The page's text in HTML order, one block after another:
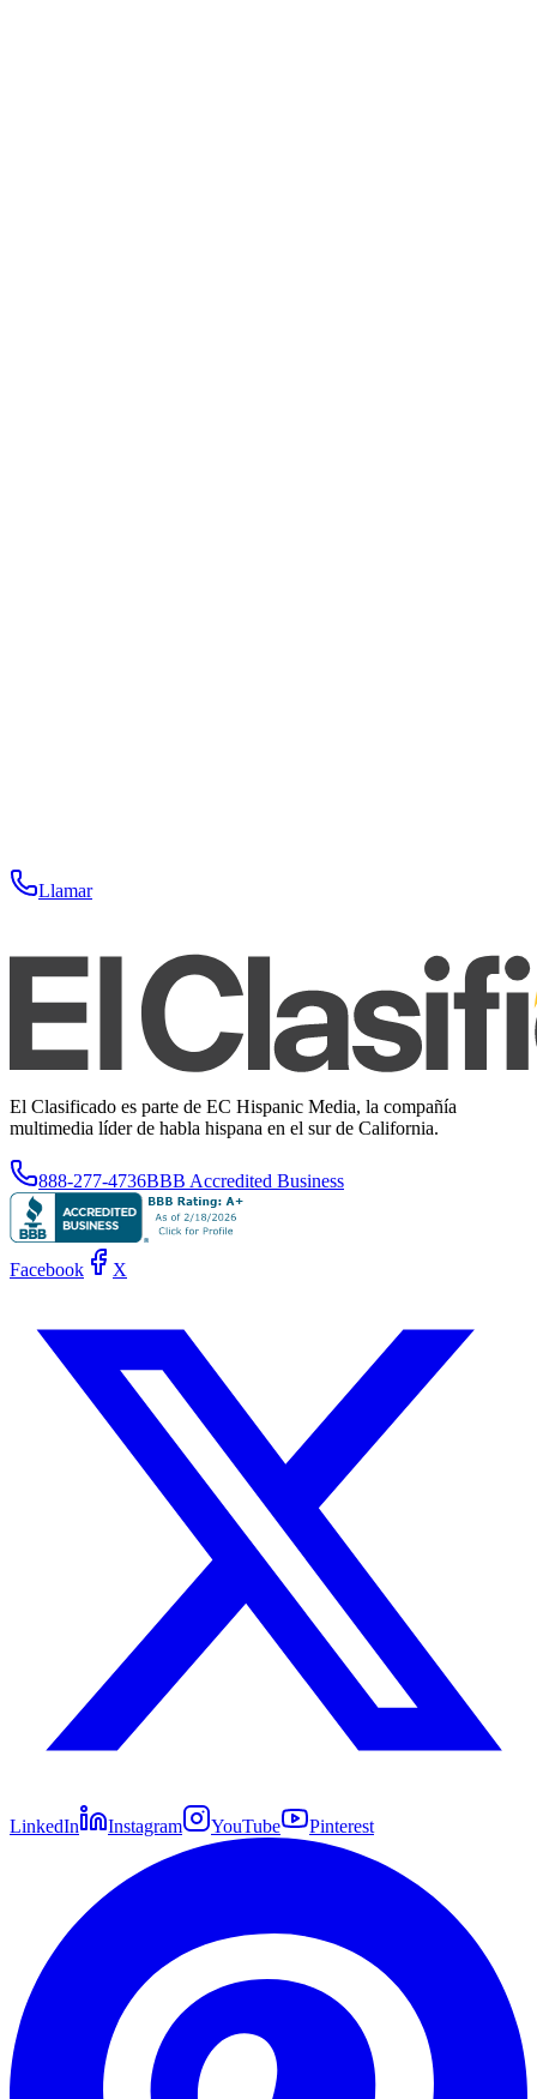
Llamar
El Clasificado es parte de EC Hispanic Media, la compañía
multimedia líder de habla hispana en el sur de California.
888-277-4736BBB Accredited Business
Facebook X
LinkedIn Instagram YouTube Pinterest